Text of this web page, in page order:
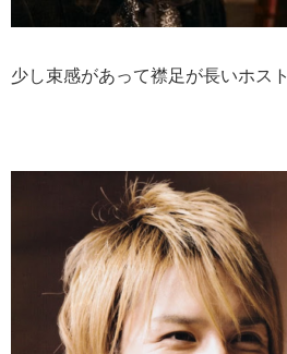
少し束感があって襟足が長いホス